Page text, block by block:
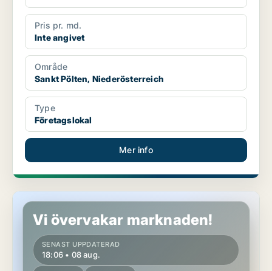
Pris pr. md.
Inte angivet
Område
Sankt Pölten, Niederösterreich
Type
Företagslokal
Mer info
Lokaler i Klosterneuburg, Niederösterreich
Vi övervakar marknaden!
SENAST UPPDATERAD
18:06 • 08 aug.